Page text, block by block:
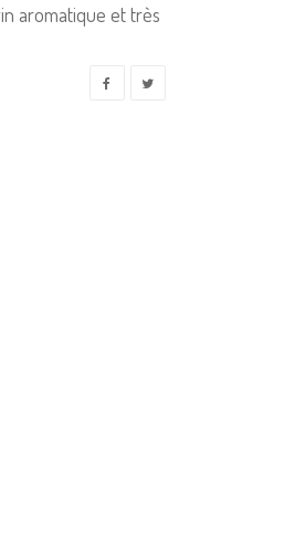
aromatique et très